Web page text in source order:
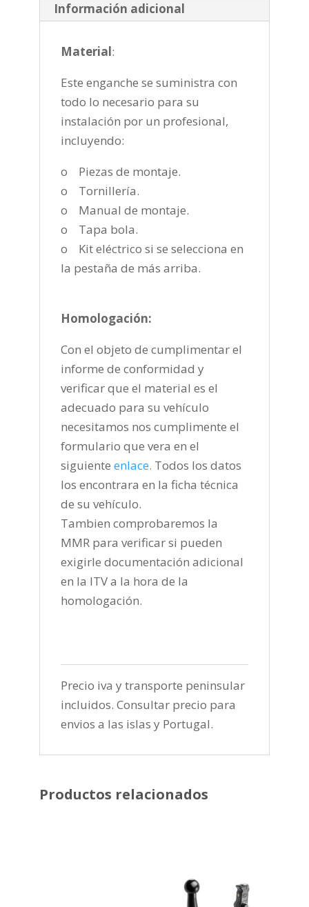
Información adicional
Material:
Este enganche se suministra con
todo lo necesario para su
instalación por un profesional,
incluyendo:
o Piezas de montaje.
o Tornillería.
o Manual de montaje.
o Tapa bola.
o Kit eléctrico si se selecciona en
la pestaña de más arriba.
Homologación:
Con el objeto de cumplimentar el
informe de conformidad y
verificar que el material es el
adecuado para su vehículo
necesitamos nos cumplimente el
formulario que vera en el
siguiente enlace. Todos los datos
los encontrara en la ficha técnica
de su vehículo.
Tambien comprobaremos la
MMR para verificar si pueden
exigirle documentación adicional
en la ITV a la hora de la
homologación.
Precio iva y transporte peninsular
incluidos. Consultar precio para
envios a las islas y Portugal.
Productos relacionados